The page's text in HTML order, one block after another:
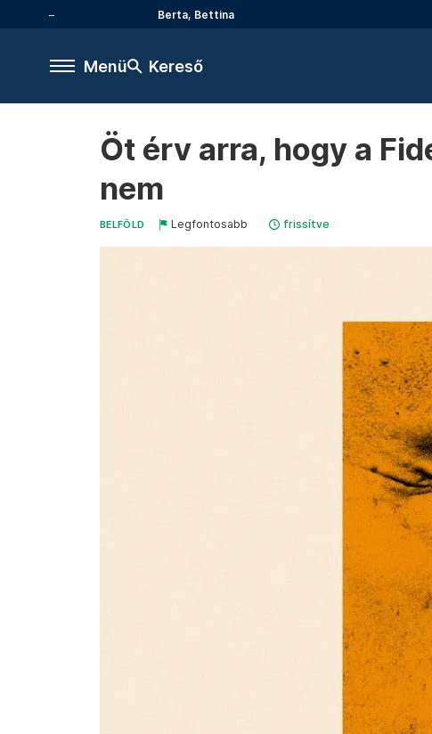
Berta, Bettina
Menü Kereső
Öt érv arra, hogy a
nem
BELFÖLD Legfontosabb frissítve